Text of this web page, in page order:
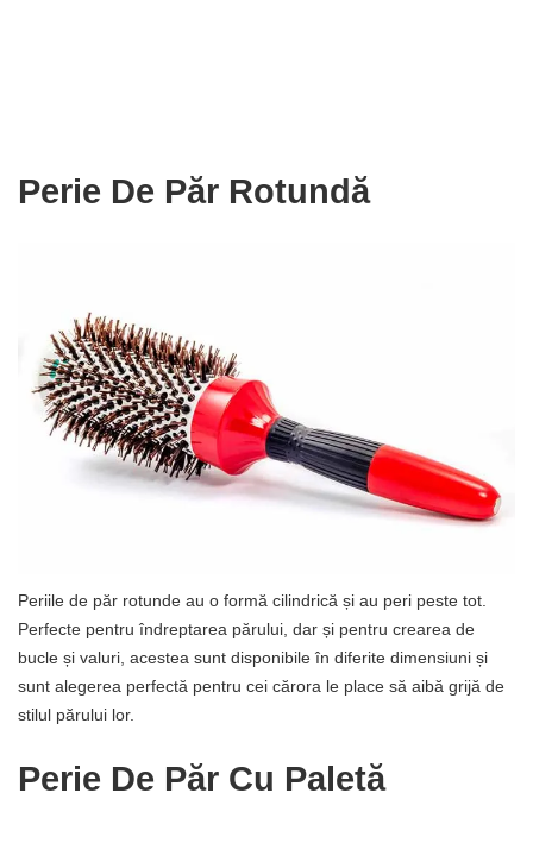
Perie De Păr Rotundă
Periile de păr rotunde au o formă cilindrică și au peri peste tot.
Perfecte pentru îndreptarea părului, dar și pentru crearea de
bucle și valuri, acestea sunt disponibile în diferite dimensiuni și
sunt alegerea perfectă pentru cei cărora le place să aibă grijă de
stilul părului lor.
Perie De Păr Cu Paletă